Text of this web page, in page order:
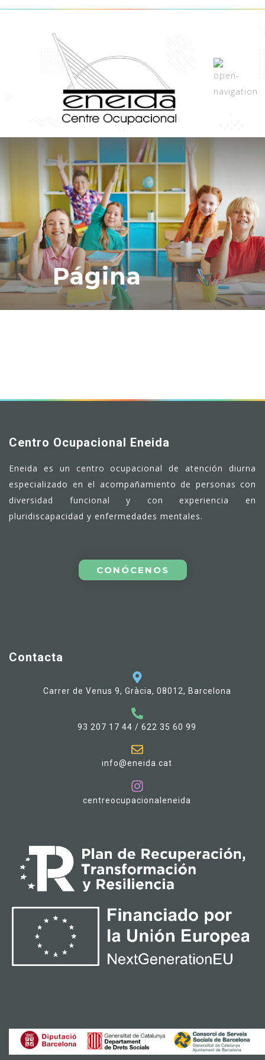
Página
Centro Ocupacional Eneida
Eneida es un centro ocupacional de atención diurna
especializado en el acompañamiento de personas con
diversidad funcional y con experiencia en
pluridiscapacidad y enfermedades mentales.
CONÓCENOS
Contacta
Carrer de Venus 9, Gràcia, 08012, Barcelona
93 207 17 44 / 622 35 60 99
info@eneida.cat
centreocupacionaleneida